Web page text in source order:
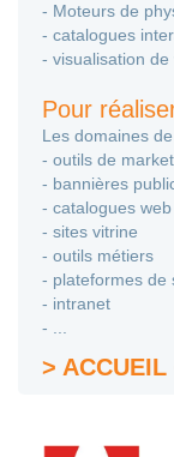
- Moteurs de
- catalogues
- visualisation
Pour
Les domaines
- outils de
- bannières
- catalogues web
- sites vitrine
- outils métiers
- plateformes de
- intranet
- ...
> ACCUEIL